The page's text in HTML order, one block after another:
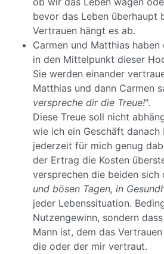
bevor das Leben überhaupt
Vertrauen hängt es ab.
Carmen und Matthias
in den Mittelpunkt dieser
Sie werden einander
Matthias und dann Carmen
verspreche dir die Treue!".
Diese Treue soll nicht
wie ich ein Geschäft danach
jederzeit für mich genug
der Ertrag die Kosten
versprechen die beiden sich
und bösen Tagen, in
jeder Lebenssituation.
Nutzengewinn, sondern
Mann ist, dem das
die oder der mir vertraut.